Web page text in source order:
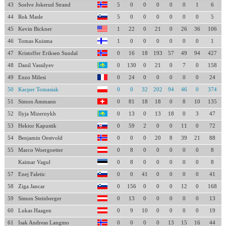
43 Soelve Jokerud Strand 5 0 0 0 0 0 1 6
44 Rok Masle 5 0 0 0 0 0 0 5
45 Kevin Bickner 1 22 0 21 0 26 36 106
46 Tomas Kuisma 1 0 0 0 0 0 0 1
47 Kristoffer Eriksen Sundal 0 16 18 193 57 49 94 427
48 Danil Vassilyev 0 130 0 21 0 7 0 158
49 Enzo Milesi 0 24 0 0 0 0 0 24
50 Kacper Tomasiak 0 0 32 202 94 46 0 374
51 Simon Ammann 0 81 18 18 0 8 10 135
52 Ilyja Mizernykh 0 13 0 13 18 0 3 47
53 Hektor Kapustik 0 59 2 0 0 11 0 72
54 Benjamin Oestvold 0 0 0 20 8 39 21 88
55 Marco Woergoetter 0 8 0 0 0 0 0 8
Kaimar Vagul 0 8 0 0 0 0 0 8
57 Enej Faletic 0 0 41 0 0 0 0 41
58 Ziga Jancar 0 156 0 0 0 12 0 168
59 Simon Steinberger 0 13 0 0 0 0 0 13
60 Lukas Haagen 0 9 10 0 0 0 0 19
61 Isak Andreas Langmo 0 0 0 0 13 15 16 44